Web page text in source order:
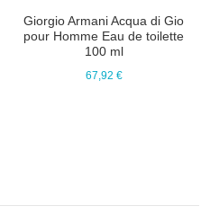
Giorgio Armani Acqua di Gio
pour Homme Eau de toilette
100 ml
67,92 €